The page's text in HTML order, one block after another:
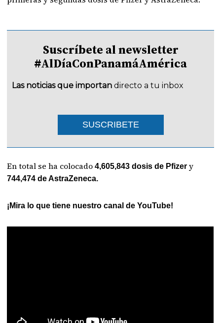
Suscríbete al newsletter
#AlDíaConPanamáAmérica
Las noticias que importan directo a tu inbox
SUSCRIBETE
En total se ha colocado 4,605,843 dosis de Pfizery
744,474 de AstraZeneca.
¡Mira lo que tiene nuestro canal de YouTube!